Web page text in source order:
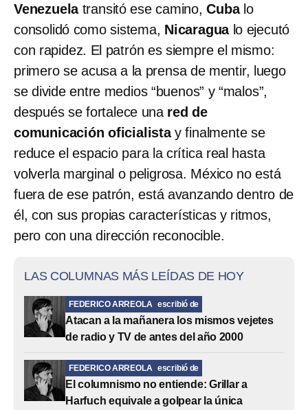
Venezuelatransitó ese camino,Cubalo
consolidó como sistema, Nicaragualo ejecutó
con rapidez. El patrón es siempre el mismo:
primero se acusa a la prensa de mentir, luego
se divide entre medios “buenos” y “malos”,
después se fortalece una red de
comunicación oficialistay finalmente se
reduce el espacio para la crítica real hasta
volverla marginal o peligrosa. México no está
fuera de ese patrón, está avanzando dentro de
él, con sus propias características y ritmos,
pero con una dirección reconocible.
LAS COLUMNAS MÁS LEÍDAS DE HOY
FEDERICO ARREOLA escribió de
Atacan a la mañanera los mismos vejetes
de radio y TV de antes del año 2000
FEDERICO ARREOLA escribió de
El columnismo no entiende: Grillar a
Harfuch equivale a golpear la única